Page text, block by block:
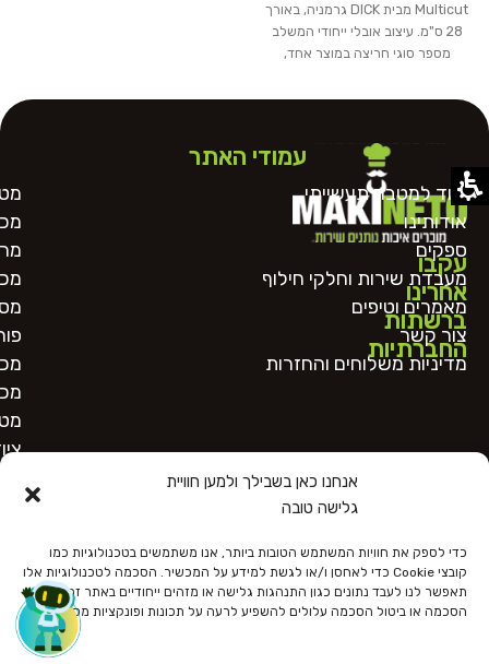
אנחנו כאן בשבילך ולמען חוויית
גלישה טובה
כדי לספק את חוויות המשתמש הטובות ביותר, אנו משתמשים בטכנולוגיות כמו
קובצי Cookie כדי לאחסן ו/או לגשת למידע על המכשיר. הסכמה לטכנולוגיות אלו
תאפשר לנו לעבד נתונים כגון התנהגות גלישה או מזהים ייחודיים באתר זה. אי
הסכמה או ביטול הסכמה עלולים להשפיע לרעה על תכונות ופונקציות מסוימות.
Multicut מבית DICK גרמניה, באורך
28 ס"מ. עיצוב אובלי ייחודי המשלב
מספר סוגי חריצה במוצר אחד,
של הלהב. כלי עבודה חיוני לשמירה על
בעבודה אינטנסיבית.
עקבו
אחרינו
ברשתות
החברתיות
עמודי האתר
ציוד למטבח תעשייתי
אודותינו
ספקים
מעבדת שירות וחלקי חילוף
מאמרים וטיפים
צור קשר
מדיניות משלוחים והחזרות
כל הזכויות שמורות